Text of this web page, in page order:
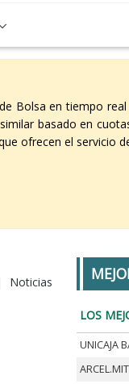
Bolsa en tiempo
basado en
ofrecen el servicio
Noticias
LOS
UNICAJA